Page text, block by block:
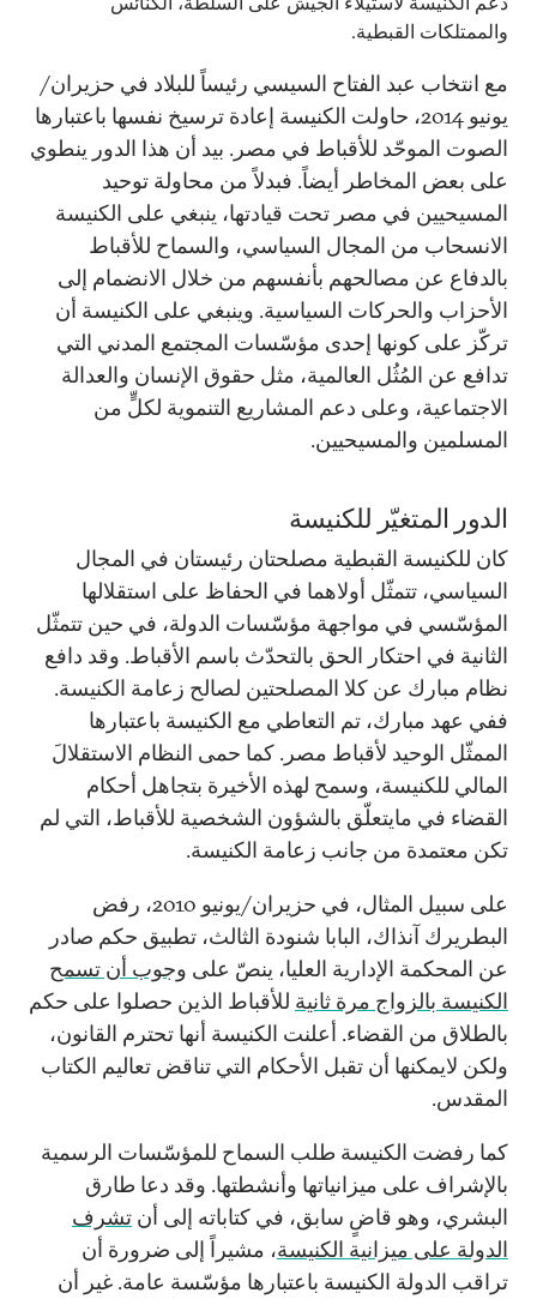
والممتلكات القبطية.
مع انتخاب عبد الفتاح السيسي رئيساً للبلاد في حزيران/
يونيو 2014، حاولت الكنيسة إعادة ترسيخ نفسها باعتبارها
الصوت الموحّد للأقباط في مصر. بيد أن هذا الدور ينطوي
على بعض المخاطر أيضاً. فبدلاً من محاولة توحيد
المسيحيين في مصر تحت قيادتها، ينبغي على الكنيسة
الانسحاب من المجال السياسي، والسماح للأقباط
بالدفاع عن مصالحهم بأنفسهم من خلال الانضمام إلى
الأحزاب والحركات السياسية. وينبغي على الكنيسة أن
تركّز على كونها إحدى مؤسّسات المجتمع المدني التي
تدافع عن المُثُل العالمية، مثل حقوق الإنسان والعدالة
الاجتماعية، وعلى دعم المشاريع التنموية لكلٍّ من
المسلمين والمسيحيين.
الدور المتغيّر للكنيسة
كان للكنيسة القبطية مصلحتان رئيستان في المجال
السياسي، تتمثّل أولاهما في الحفاظ على استقلالها
المؤسّسي في مواجهة مؤسّسات الدولة، في حين تتمثّل
الثانية في احتكار الحق بالتحدّث باسم الأقباط. وقد دافع
نظام مبارك عن كلا المصلحتين لصالح زعامة الكنيسة.
ففي عهد مبارك، تم التعاطي مع الكنيسة باعتبارها
الممثّل الوحيد لأقباط مصر. كما حمى النظام الاستقلالَ
المالي للكنيسة، وسمح لهذه الأخيرة بتجاهل أحكام
القضاء في مايتعلّق بالشؤون الشخصية للأقباط، التي لم
تكن معتمدة من جانب زعامة الكنيسة.
على سبيل المثال، في حزيران/يونيو 2010، رفض
البطريرك آنذاك، البابا شنودة الثالث، تطبيق حكم صادر
عن المحكمة الإدارية العليا، ينصّ على وجوب أن تسمح
الكنيسة بالزواج مرة ثانية للأقباط الذين حصلوا على حكم
بالطلاق من القضاء. أعلنت الكنيسة أنها تحترم القانون،
ولكن لايمكنها أن تقبل الأحكام التي تناقض تعاليم الكتاب
المقدس.
كما رفضت الكنيسة طلب السماح للمؤسّسات الرسمية
بالإشراف على ميزانياتها وأنشطتها. وقد دعا طارق
البشري، وهو قاضٍ سابق، في كتاباته إلى أن تشرف
الدولة على ميزانية الكنيسة، مشيراً إلى ضرورة أن
تراقب الدولة الكنيسة باعتبارها مؤسّسة عامة. غير أن